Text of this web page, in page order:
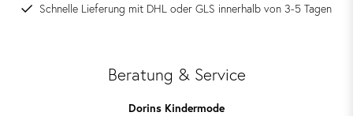
Schnelle Lieferung mit DHL oder GLS innerhalb von 3-5 Tagen
Beratung & Service
Dorins Kindermode